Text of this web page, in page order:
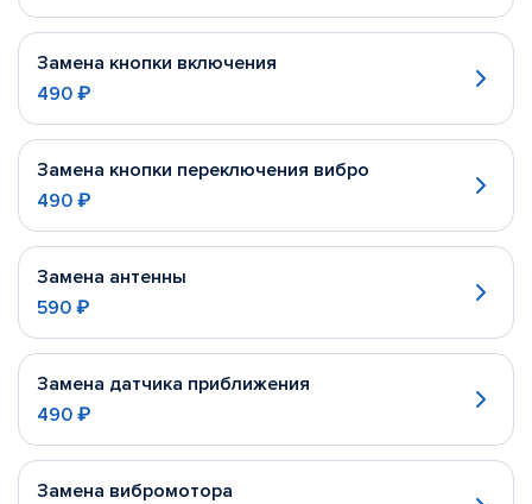
Замена кнопки включения
490 ₽
Замена кнопки переключения вибро
490 ₽
Замена антенны
590 ₽
Замена датчика приближения
490 ₽
Замена вибромотора